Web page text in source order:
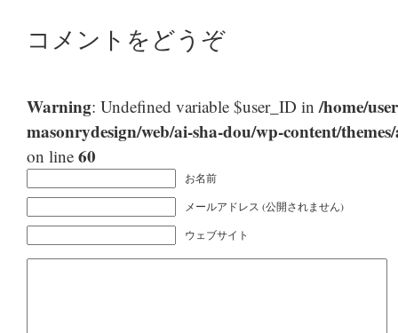
コメントをどうぞ
Warning: Undefined variable $user_ID in/home/
masonrydesign/web/ai-sha-dou/wp-content/
on line 60
お名前
メールアドレス (公開されません)
ウェブサイト